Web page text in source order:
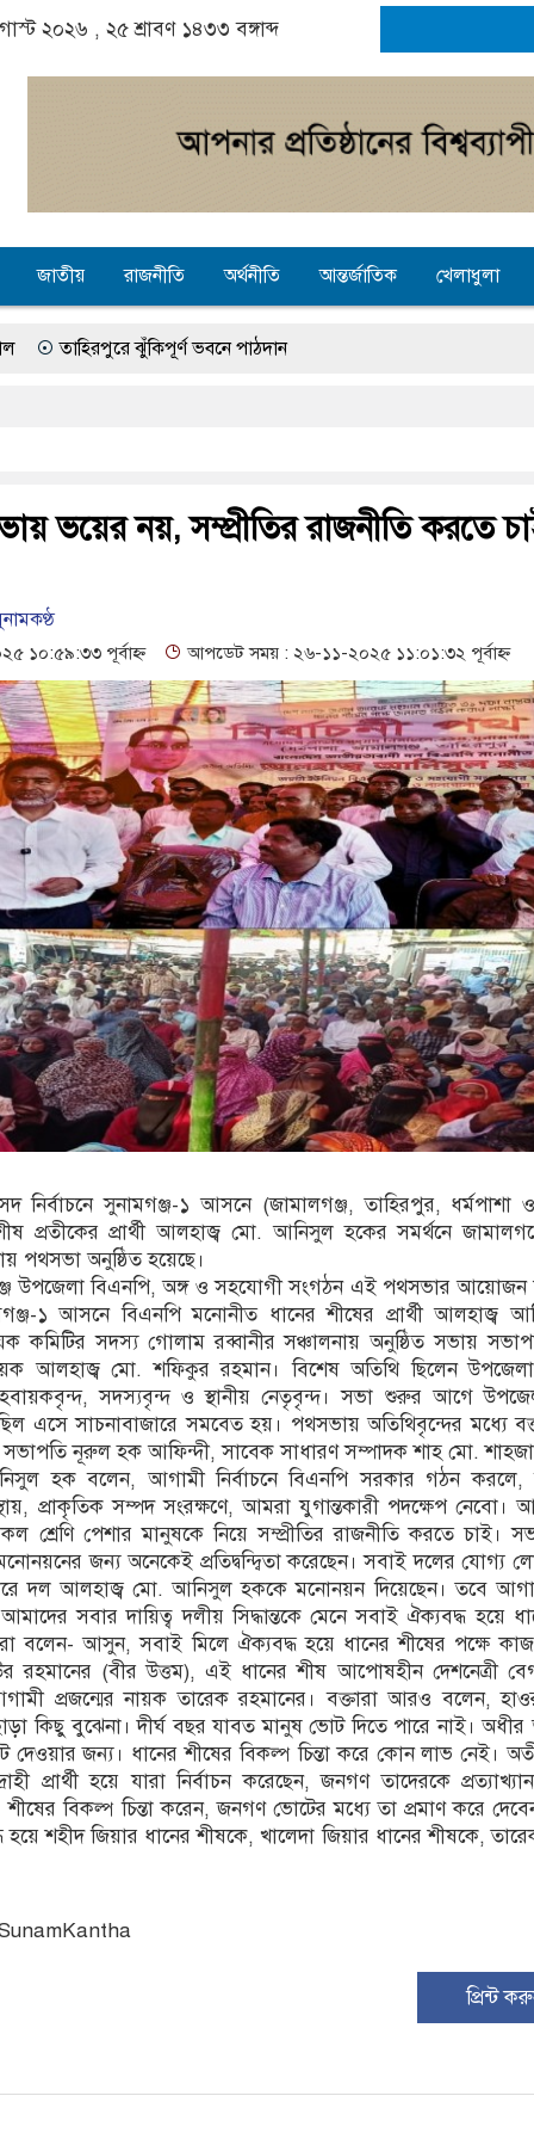
২০২৬ , ২৫ শ্রাবণ ১৪৩৩ বঙ্গাব্দ
জাতীয় রাজনীতি অর্থনীতি আন্তর্জাতিক খেলাধুলা
ঝুঁকিপূর্ণ ভবনে পাঠদান
সম্প্রসারিত প্রশাসনিক ভবনের উদ্বোধন
ভয়ের নয়, সম্প্রীতির রাজনীতি করতে
১০:৫৯:৩৩ পূর্বাহ্ন আপডেট সময় : ২৬-১১-২০২৫ ১১:০১:৩২ পূর্বাহ্ন
নির্বাচনে সুনামগঞ্জ-১ আসনে (জামালগঞ্জ, তাহিরপুর, ধর্মপাশা
প্রতীকের প্রার্থী আলহাজ্ব মো. আনিসুল হকের সমর্থনে
পথসভা অনুষ্ঠিত হয়েছে।
উপজেলা বিএনপি, অঙ্গ ও সহযোগী সংগঠন এই পথসভার
১ আসনে বিএনপি মনোনীত ধানের শীষের প্রার্থী আলহাজ্ব
কমিটির সদস্য গোলাম রব্বানীর সঞ্চালনায় অনুষ্ঠিত সভায়
আলহাজ্ব মো. শফিকুর রহমান। বিশেষ অতিথি ছিলেন
সদস্যবৃন্দ ও স্থানীয় নেতৃবৃন্দ। সভা শুরুর আগে
এসে সাচনাবাজারে সমবেত হয়। পথসভায় অতিথিবৃন্দের মধ্যে
নূরুল হক আফিন্দী, সাবেক সাধারণ সম্পাদক শাহ মো.
হক বলেন, আগামী নির্বাচনে বিএনপি সরকার গঠন করলে,
প্রাকৃতিক সম্পদ সংরক্ষণে, আমরা যুগান্তকারী পদক্ষেপ নেবো।
শ্রেণি পেশার মানুষকে নিয়ে সম্প্রীতির রাজনীতি করতে চাই।
জন্য অনেকেই প্রতিদ্বন্দ্বিতা করেছেন। সবাই দলের যোগ্য
দল আলহাজ্ব মো. আনিসুল হককে মনোনয়ন দিয়েছেন। তবে
সবার দায়িত্ব দলীয় সিদ্ধান্তকে মেনে সবাই ঐক্যবদ্ধ হয়ে
বলেন- আসুন, সবাই মিলে ঐক্যবদ্ধ হয়ে ধানের শীষের পক্ষে
রহমানের (বীর উত্তম), এই ধানের শীষ আপোষহীন দেশনেত্রী
প্রজন্মের নায়ক তারেক রহমানের। বক্তারা আরও বলেন,
কিছু বুঝেনা। দীর্ঘ বছর যাবত মানুষ ভোট দিতে পারে নাই। অধীর
জন্য। ধানের শীষের বিকল্প চিন্তা করে কোন লাভ নেই।
প্রার্থী হয়ে যারা নির্বাচন করেছেন, জনগণ তাদেরকে
বিকল্প চিন্তা করেন, জনগণ ভোটের মধ্যে তা প্রমাণ করে
শহীদ জিয়ার ধানের শীষকে, খালেদা জিয়ার ধানের শীষকে,
প্রিন্ট